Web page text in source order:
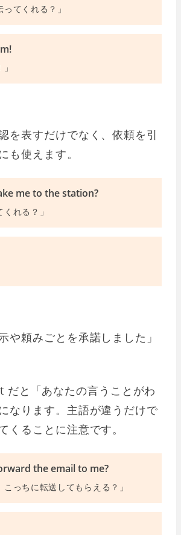
ってくれる？」
を表すだけでなく、依頼を引
も使えます。
me to the station?
くれる？」
や頼みごとを承諾しました」
と「あなたの言うことがわ
なります。主語が違うだけで
くることに注意です。
the email to me?
こっちに転送してもらえる？」